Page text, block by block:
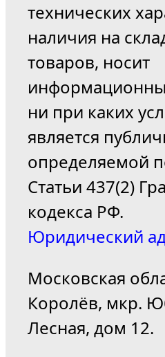
технических
наличия на
товаров, носит
ни при каких
является
определяемой
Статьи 437(2)
кодекса РФ.
Юридический
Московская
Королёв, мкр.
Лесная, дом 12.